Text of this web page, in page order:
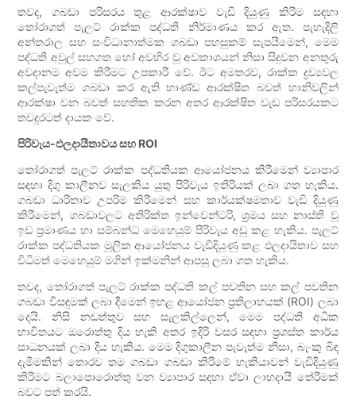
තවද, ගබඩා පරිසරය තුළ ආරක්ෂාව වැඩි දියුණු කිරීම සඳහා
තෝරාගත් පැලට් රාක්ක පද්ධති නිර්මාණය කර ඇත. පැහැදිලි
අන්තරාල සහ සංවිධානාත්මක ගබඩා පහසුකම් සැපයීමෙන්, මෙම
පද්ධති අවුල් සහගත හෝ අවහිර වූ අවකාශයන් නිසා සිදුවන අනතුරු
අවදානම අවම කිරීමට උපකාරී වේ. ඊට අමතරව, රාක්ක ද්‍රව්‍යවල
කල්පැවැත්ම ගබඩා කර ඇති භාණ්ඩ ආරක්ෂිත බවත් හානිවලින්
ආරක්ෂා වන බවත් සහතික කරන අතර ආරක්ෂිත වැඩ පරිසරයකට
තවදුරටත් දායක වේ.
පිරිවැය-ඵලදායීතාවය සහ ROI
තෝරාගත් පැලට් රාක්ක පද්ධතියක ආයෝජනය කිරීමෙන් ව්‍යාපාර
සඳහා දිගු කාලීනව සැලකිය යුතු පිරිවැය ඉතිරියක් ලබා ගත හැකිය.
ගබඩා ධාරිතාව උපරිම කිරීමෙන් සහ කාර්යක්ෂමතාව වැඩි දියුණු
කිරීමෙන්, ගබඩාවලට අතිරික්ත ඉන්වෙන්ටරි, ශ්‍රමය සහ නාස්ති වූ
ඉඩ ප්‍රමාණය හා සම්බන්ධ මෙහෙයුම් පිරිවැය අඩු කළ හැකිය. පැලට්
රාක්ක පද්ධතියක මූලික ආයෝජනය වැඩිදියුණු කළ ඵලදායිතාව සහ
විධිමත් මෙහෙයුම් මගින් ඉක්මනින් ආපසු ලබා ගත හැකිය.
තවද, තෝරාගත් පැලට් රාක්ක පද්ධති කල් පවතින සහ කල් පවතින
ගබඩා විසඳුමක් ලබා දීමෙන් ඉහළ ආයෝජන ප්‍රතිලාභයක් (ROI) ලබා
දෙයි. නිසි නඩත්තුව සහ සැලකිල්ලෙන්, මෙම පද්ධති අධික
භාවිතයට ඔරොත්තු දිය හැකි අතර ඉදිරි වසර සඳහා ප්‍රශස්ත කාර්ය
සාධනයක් ලබා දිය හැකිය. මෙම දිගුකාලීන පැවැත්ම නිසා, බැංකු බිඳ
දැමීමකින් තොරව තම ගබඩා ගබඩා කිරීමේ හැකියාවන් වැඩිදියුණු
කිරීමට බලාපොරොත්තු වන ව්‍යාපාර සඳහා ඒවා ලාභදායී තේරීමක්
බවට පත් කරයි.